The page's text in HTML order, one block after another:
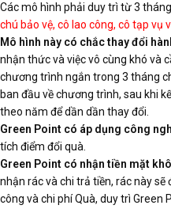
Các mô hình phải duy trì từ 3
chú bảo vệ, cô lao công, cô tạp vụ
Mô hình này có chắc thay đổi
nhận thức và việc vô cùng khó và
chương trình ngắn trong 3 tháng
ban đầu về chương trình, sau khi
theo năm để dần dần thay đổi.
Green Point có áp dụng công
tích điểm đổi quà.
Green Point có nhận tiền mặt
nhận rác và chi trả tiền, rác này sẽ
công và chi phí Quà, duy trì Green